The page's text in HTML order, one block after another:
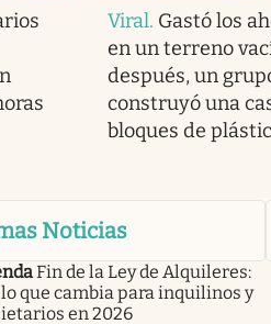
Viral. Gastó los
en un terreno
después, un
construyó una
bloques de
Noticias
Fin de la Ley de Alquileres:
que cambia para inquilinos y
en 2026